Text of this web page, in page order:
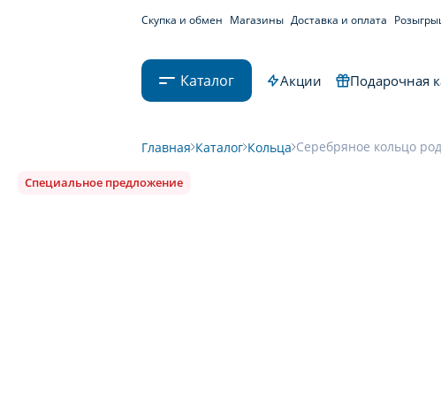
Скупка и обмен Магазины Доставка и оплата
Каталог Акции Подарочная
Главная Каталог Кольца Серебряное кольцо
Специальное предложение